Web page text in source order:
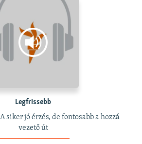
Legfrissebb
siker jó érzés, de fontosabb a hozzá
vezető út